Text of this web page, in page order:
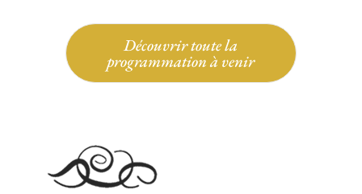
Découvrir toute la
programmation à venir